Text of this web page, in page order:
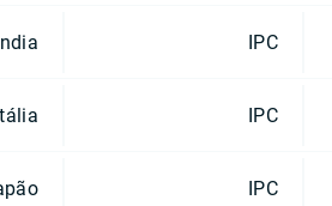
IPC
IPC
IPC